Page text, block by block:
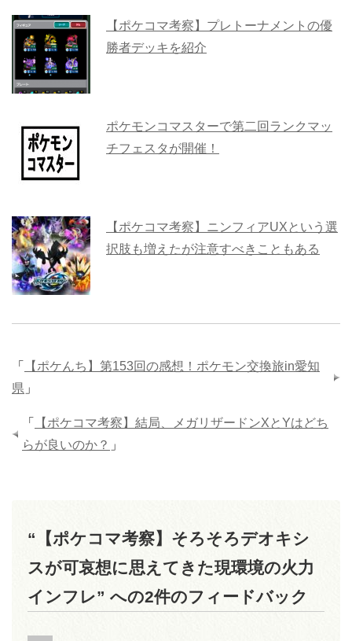
【ポケコマ考察】プレトーナメントの優
勝者デッキを紹介
ポケモンコマスターで第二回ランクマッ
チフェスタが開催！
【ポケコマ考察】ニンフィアUXという選
択肢も増えたが注意すべきこともある
「
【ポケんち】第153回の感想！ポケモン交換旅in愛知
県 」
「
【ポケコマ考察】結局、メガリザードンXとYはどち
らが良いのか？ 」
“【ポケコマ考察】そろそろデオキシ
スが可哀想に思えてきた現環境の火力
インフレ” への2件のフィードバック